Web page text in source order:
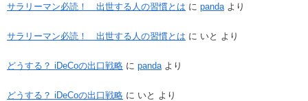
サラリーマン必読！ 出世する人の習慣とは に panda より
サラリーマン必読！ 出世する人の習慣とは に いと より
どうする？ iDeCoの出口戦略 に panda より
どうする？ iDeCoの出口戦略 に いと より